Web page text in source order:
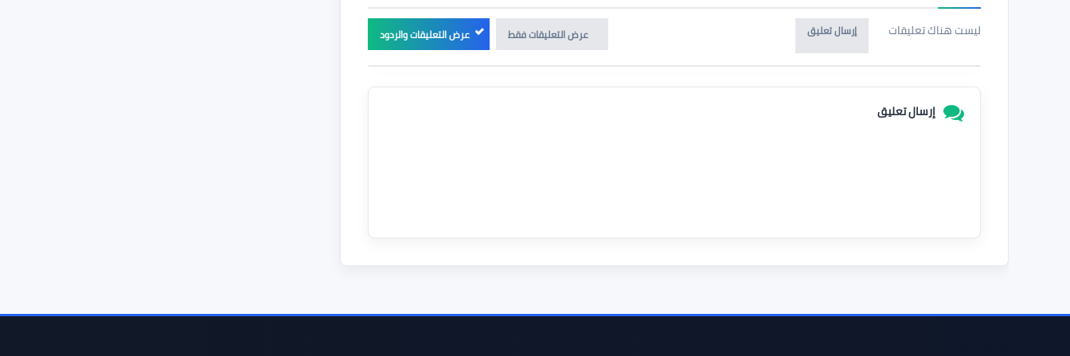
ليست هناك تعليقات إرسال تعليق عرض التعليقات فقط عرض التعليقات والردود
إرسال تعليق